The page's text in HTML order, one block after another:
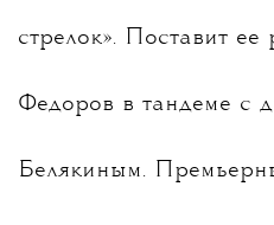
стрелок». Поставит ее
Федоров в тандеме с
Белякиным.